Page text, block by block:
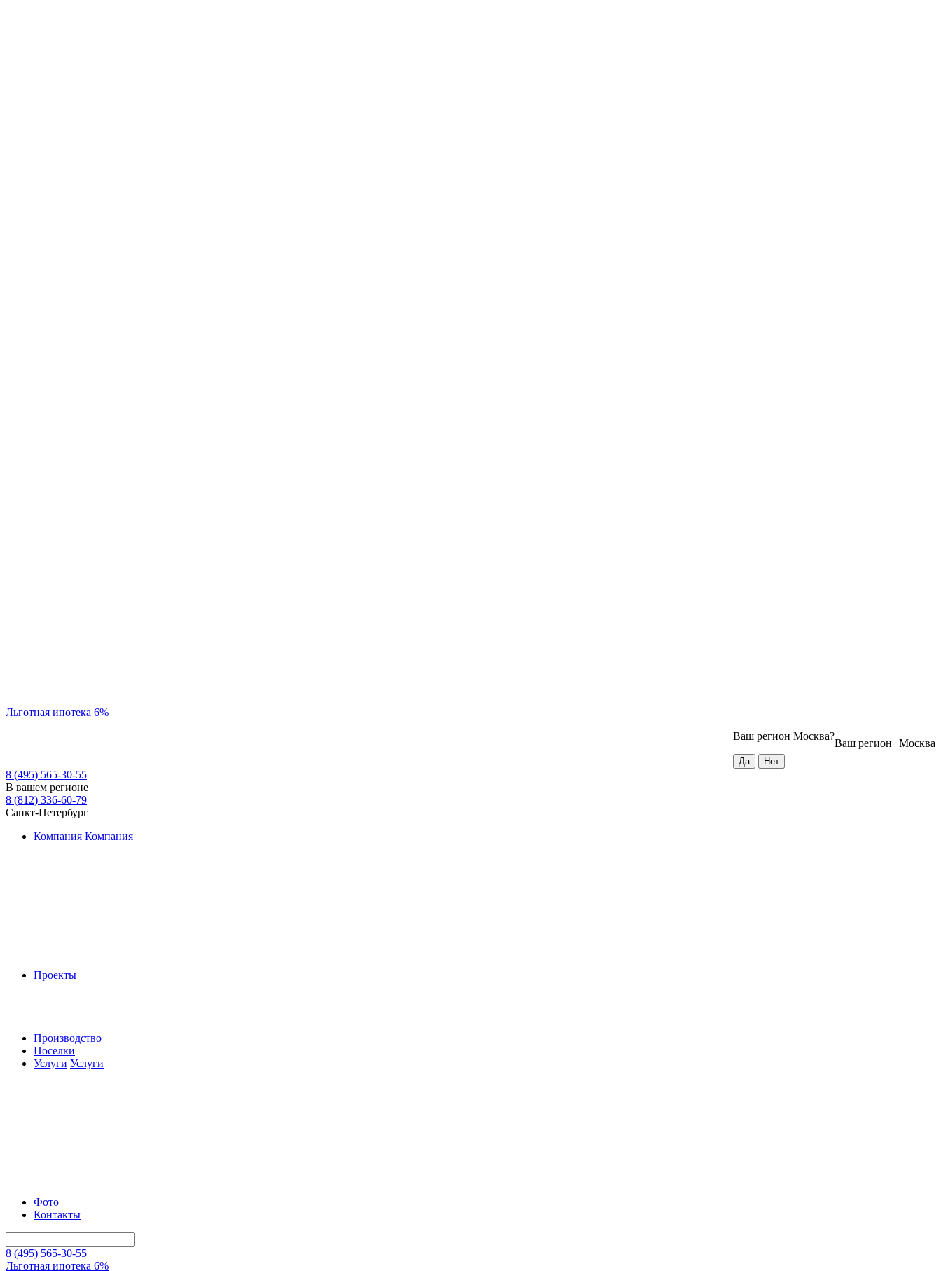
Льготная ипотека 6%
Москва
Ваш регион
Ваш регион Москва?
8 (495) 565-30-55
В вашем регионе
8 (812) 336-60-79
Санкт-Петербург
Компания Компания
Проекты
Производство
Поселки
Услуги Услуги
Фото
Контакты
8 (495) 565-30-55
Льготная ипотека 6%